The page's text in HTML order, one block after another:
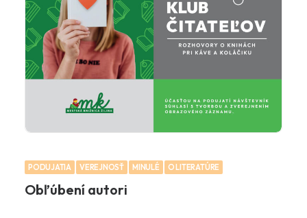
PODUJATIA VEREJNOSŤ MINULÉ O LITERATÚRE
Obľúbení autori